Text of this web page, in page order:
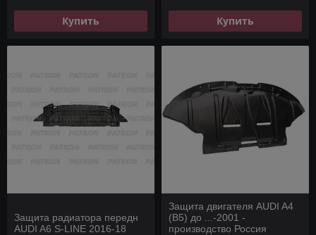
Купить Купить
Защита радиатора передн
AUDI A6 S-LINE 2016-18
Защита двигателя AUDI A4
(B5) до ...-2001 -
производство Россия